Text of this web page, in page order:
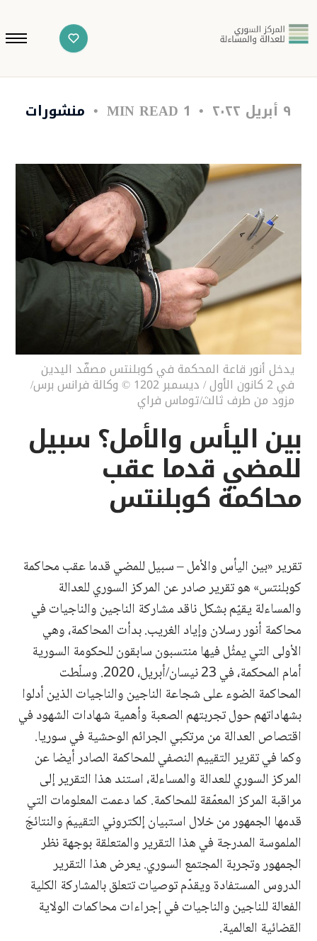
٩ أبريل ٢٠٢٢ منشورات
يدخل أنور قاعة المحكمة في كوبلنتس مصفّد اليدين
في 2 كانون الأول / ديسمبر 1202 © وكالة فرانس برس/
مزود من طرف ثالث/توماس فراي
بين اليأس والأمل؟ سبيل
للمضي قدما عقب
محاكمة كوبلنتس
تقرير «بين اليأس والأمل – سبيل للمضي قدما عقب محاكمة
كوبلنتس» هو تقرير صادر عن المركز السوري للعدالة
والمساءلة يقيّم بشكل ناقد مشاركة الناجين والناجيات في
محاكمة أنور رسلان وإياد الغريب. بدأت المحاكمة، وهي
الأولى التي يمثُل فيها منتسبون سابقون للحكومة السورية
أمام المحكمة، في 23 نيسان/أبريل، 2020. وسلّطت
المحاكمة الضوء على شجاعة الناجين والناجيات الذين أدلوا
بشهاداتهم حول تجربتهم الصعبة وأهمية شهادات الشهود في
اقتصاص العدالة من مرتكبي الجرائم الوحشية في سوريا.
وكما في تقرير التقييم النصفي للمحاكمة الصادر أيضا عن
المركز السوري للعدالة والمساءلة، استند هذا التقرير إلى
مراقبة المركز المعمّقة للمحاكمة. كما دعمت المعلومات التي
قدمها الجمهور من خلال استبيان إلكتروني التقييمَ والنتائجَ
الملموسة المدرجة في هذا التقرير والمتعلقة بوجهة نظر
الجمهور وتجربة المجتمع السوري. يعرض هذا التقرير
الدروس المستفادة ويقدّم توصيات تتعلق بالمشاركة الكلية
الفعالة للناجين والناجيات في إجراءات محاكمات الولاية
القضائية العالمية.